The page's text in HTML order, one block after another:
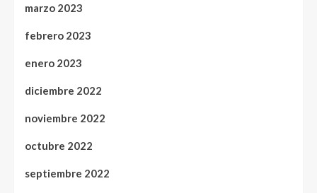
marzo 2023
febrero 2023
enero 2023
diciembre 2022
noviembre 2022
octubre 2022
septiembre 2022